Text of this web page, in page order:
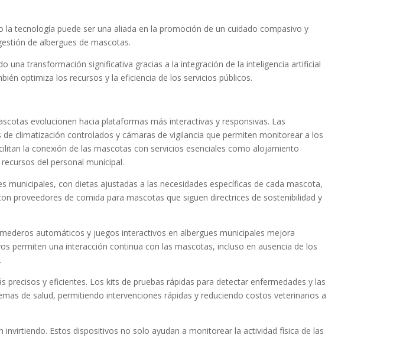
tecnología puede ser una aliada en la promoción de un cuidado compasivo y
de albergues de mascotas.
una transformación significativa gracias a la integración de la inteligencia artificial
optimiza los recursos y la eficiencia de los servicios públicos.
evolucionen hacia plataformas más interactivas y responsivas. Las
climatización controlados y cámaras de vigilancia que permiten monitorear a los
la conexión de las mascotas con servicios esenciales como alojamiento
del personal municipal.
con dietas ajustadas a las necesidades específicas de cada mascota,
proveedores de comida para mascotas que siguen directrices de sostenibilidad y
automáticos y juegos interactivos en albergues municipales mejora
permiten una interacción continua con las mascotas, incluso en ausencia de los
y eficientes. Los kits de pruebas rápidas para detectar enfermedades y las
de salud, permitiendo intervenciones rápidas y reduciendo costos veterinarios a
Estos dispositivos no solo ayudan a monitorear la actividad física de las